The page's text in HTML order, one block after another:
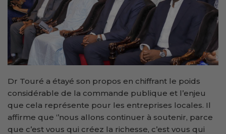
Dr Touré a étayé son propos en chiffrant le poids
considérable de la commande publique et l’enjeu
que cela représente pour les entreprises locales. Il
affirme que ‘’nous allons continuer à soutenir, parce
que c’est vous qui créez la richesse, c’est vous qui